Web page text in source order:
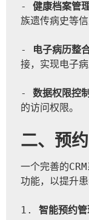
- 健康档案管
族遗传病史等
- 电子病历整
接，实现电子病
- 数据权限控制
的访问权限。
二、预
一个完善的
功能，以提升患
1. 智能预约